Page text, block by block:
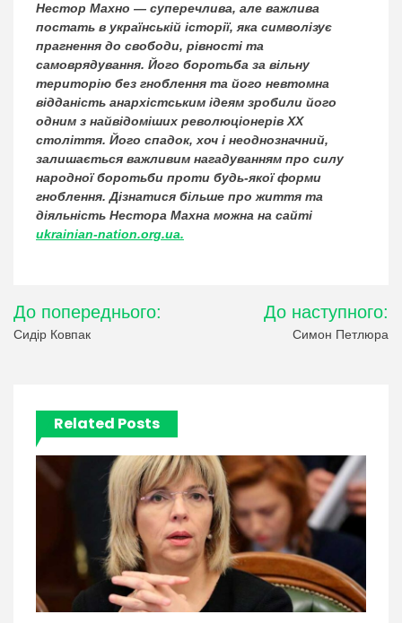
Нестор Махно — суперечлива, але важлива
постать в українській історії, яка символізує
прагнення до свободи, рівності та
самоврядування. Його боротьба за вільну
територію без гноблення та його невтомна
відданість анархістським ідеям зробили його
одним з найвідоміших революціонерів ХХ
століття. Його спадок, хоч і неоднозначний,
залишається важливим нагадуванням про силу
народної боротьби проти будь-якої форми
гноблення. Дізнатися більше про життя та
діяльність Нестора Махна можна на сайті
ukrainian-nation.org.ua.
Навігація
записів
До попереднього:
Сидір Ковпак
До наступного:
Симон Петлюра
Related Posts